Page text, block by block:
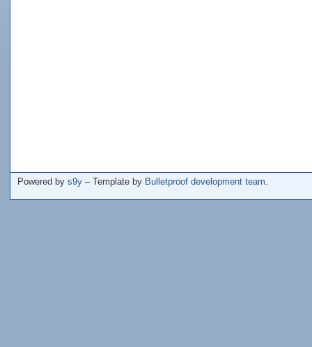
Powered by s9y – Template by Bulletproof development team